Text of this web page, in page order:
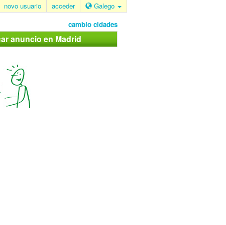
novo usuario acceder Galego
cambio cidades
anuncio en Madrid